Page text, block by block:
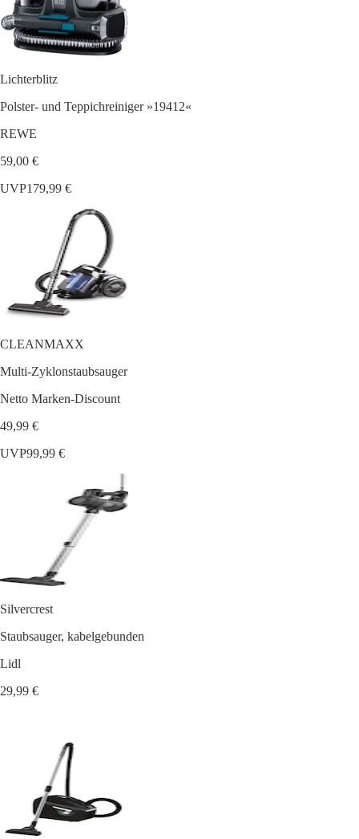
Lichterblitz
Polster- und Teppichreiniger »19412«
REWE
59,00 €
UVP179,99 €
CLEANMAXX
Multi-Zyklonstaubsauger
Netto Marken-Discount
49,99 €
UVP99,99 €
Silvercrest
Staubsauger, kabelgebunden
Lidl
29,99 €